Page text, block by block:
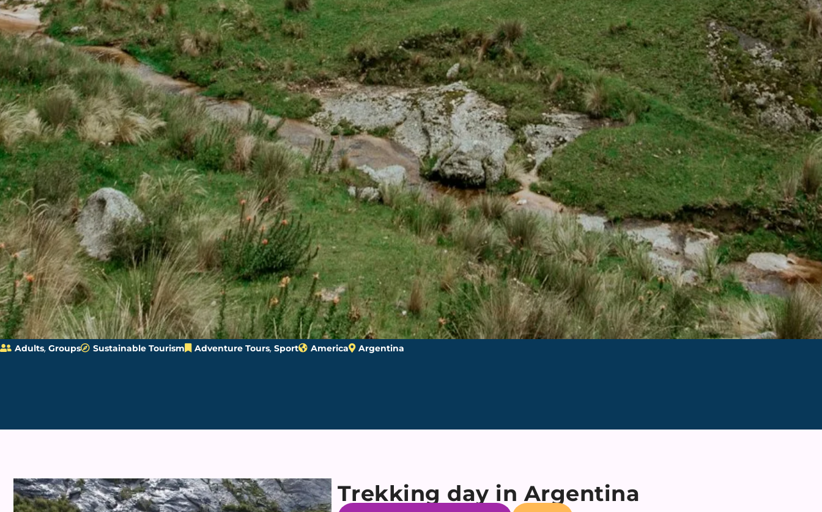
Adults, Groups Sustainable Tourism Adventure Tours, Sport America Argentina
Trekking day in Argentina